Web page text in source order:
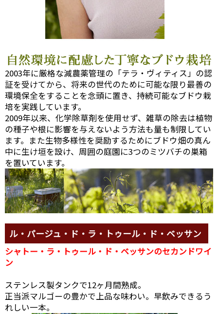
2003年に厳格な減農薬管理の「テラ・ヴィティス」の認
証を受けてから、将来の世代のために可能な限り最善の
環境保全をすることを念頭に置き、持続可能なブドウ栽
培を実践しています。
2009年以来、化学除草剤を使用せず、雑草の除去は植物
の種子や根に影響を与えないよう方法も量も制限してい
ます。また生物多様性を奨励するためにブドウ畑の真ん
中に生け垣を設け、周囲の庭園に3つのミツバチの巣箱
を置いています。
ル・パージュ・ド・ラ・トゥール・ド・ベッサン
シャトー・ラ・トゥール・ド・ベッサンのセカンドワイ
ン
ステンレス製タンクで12ヶ月間熟成。
正当派マルゴーの豊かで上品な味わい。早飲みできるう
れしい一本。